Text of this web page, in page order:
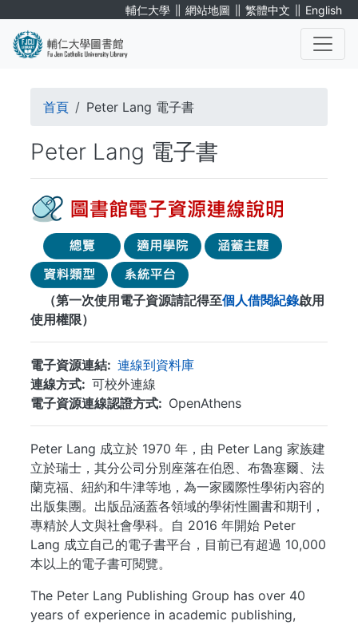
輔仁大學 ∥ 網站地圖 ∥ 繁體中文 ∥ English
導
連
結
首頁 Peter Lang 電子書
Peter Lang 電子書
（第一次使用電子資源請記得至個人借閱紀錄啟用
使用權限）
電子資源連結
連線到資料庫
連線方式
可校外連線
電子資源連線認證方式
OpenAthens
Peter Lang 成立於 1970 年，由 Peter Lang 家族建
立於瑞士，其分公司分別座落在伯恩、布魯塞爾、法
蘭克福、紐約和牛津等地，為一家國際性學術內容的
出版集團。出版品涵蓋各領域的學術性圖書和期刊，
專精於人文與社會學科。自 2016 年開始 Peter
Lang 成立自己的電子書平台，目前已有超過 10,000
本以上的電子書可閱覽。
The Peter Lang Publishing Group has over 40
years of experience in academic publishing,